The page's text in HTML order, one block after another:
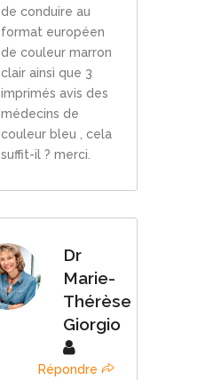
de conduire au
format européen
de couleur marron
clair ainsi que 3
imprimés avis des
médecins de
couleur bleu , cela
suffit-il ? merci.
Dr
Marie-
Thérèse
Giorgio
Répondre